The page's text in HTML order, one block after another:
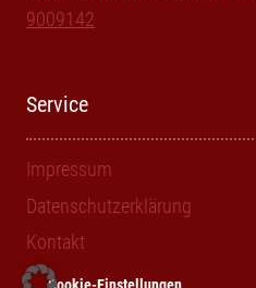
9009142
Service
Impressum
Datenschutzerklärung
Kontakt